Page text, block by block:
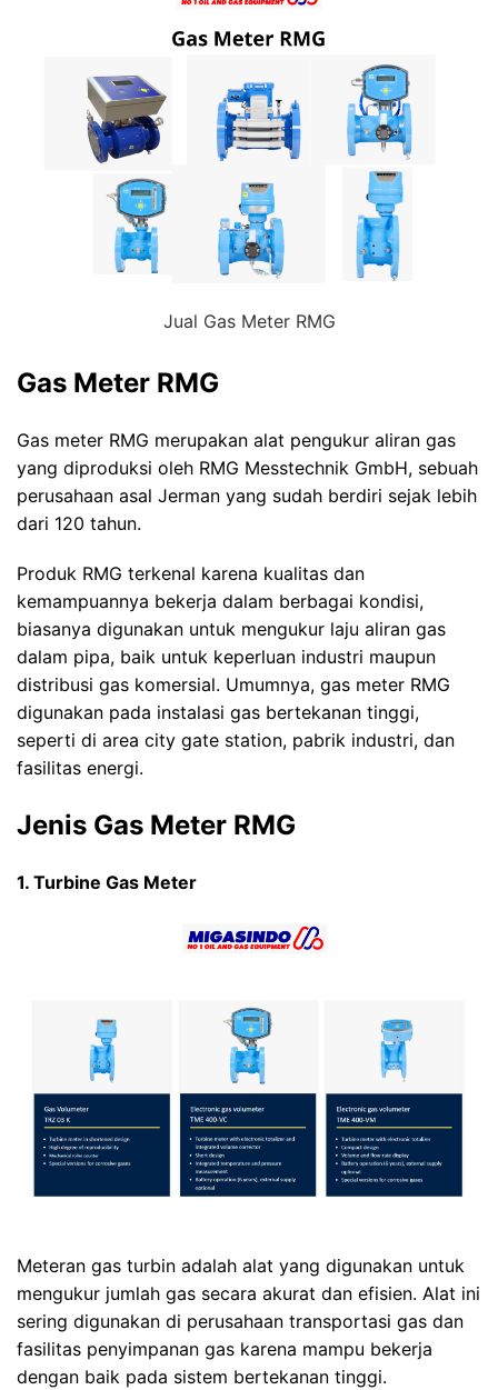
Jual Gas Meter RMG
Gas Meter RMG
Gas meter RMG merupakan alat pengukur aliran gas
yang diproduksi oleh RMG Messtechnik GmbH, sebuah
perusahaan asal Jerman yang sudah berdiri sejak lebih
dari 120 tahun.
Produk RMG terkenal karena kualitas dan
kemampuannya bekerja dalam berbagai kondisi,
biasanya digunakan untuk mengukur laju aliran gas
dalam pipa, baik untuk keperluan industri maupun
distribusi gas komersial. Umumnya, gas meter RMG
digunakan pada instalasi gas bertekanan tinggi,
seperti di area city gate station, pabrik industri, dan
fasilitas energi.
Jenis Gas Meter RMG
1. Turbine Gas Meter
Meteran gas turbin adalah alat yang digunakan untuk
mengukur jumlah gas secara akurat dan efisien. Alat ini
sering digunakan di perusahaan transportasi gas dan
fasilitas penyimpanan gas karena mampu bekerja
dengan baik pada sistem bertekanan tinggi.